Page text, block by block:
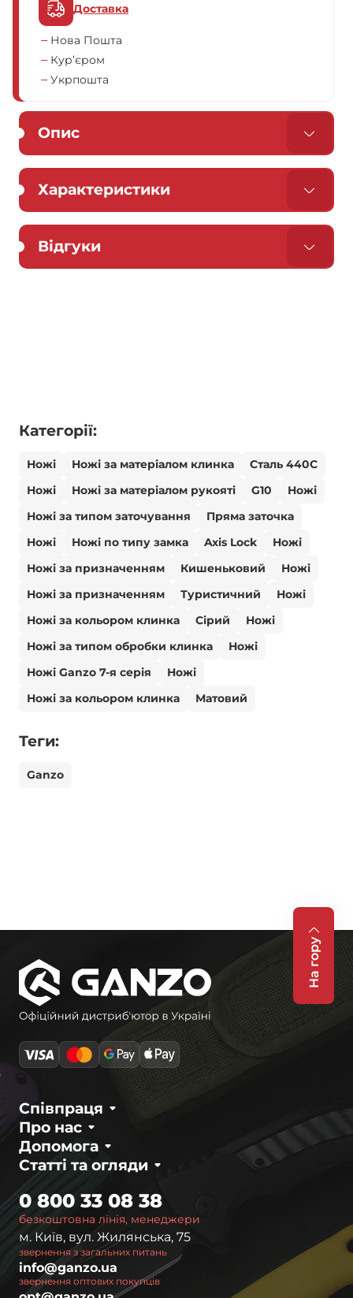
Доставка
Нова Пошта
Кур’єром
Укрпошта
Опис
Характеристики
Відгуки
Категорії:
Ножі Ножі за матеріалом клинка
Сталь 440С
Ножі
Ножі за матеріалом рукояті G10
Ножі
Ножі за типом заточування
Пряма заточка
Ножі
Ножі по типу замка Axis Lock
Ножі
Ножі за призначенням
Кишеньковий
Ножі
Ножі за призначенням
Туристичний
Ножі
Ножі за кольором клинка
Сірий
Ножі
Ножі за типом обробки клинка
Ножі
Ножі Ganzo 7-я серія
Ножі
Ножі за кольором клинка
Матовий
Теги:
Ganzo
На гору
Про нас
Співпраця
Статті та огляди
Допомога
безкоштовна лінія, менеджери
0 800 33 08 38
м. Київ, вул. Жилянська, 75
звернення з загальних питань
info@ganzo.ua
звернення оптових покупців